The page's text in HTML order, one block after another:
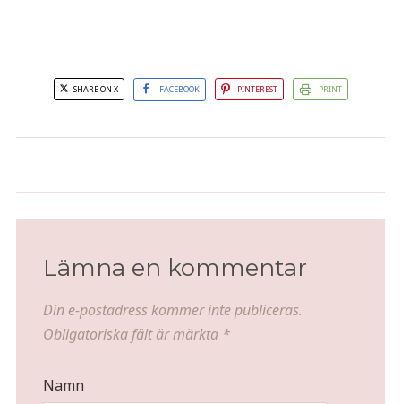
SHARE ON X FACEBOOK PINTEREST PRINT
Lämna en kommentar
Din e-postadress kommer inte publiceras.
Obligatoriska fält är märkta *
Namn